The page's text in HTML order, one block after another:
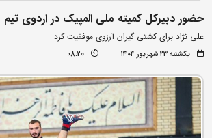
حضور دبیرکل کمیته ملی المپیک در اردوی
علی نژاد برای کشتی گیران آرزوی موفقیت کرد
یکشنبه ۲۳ شهریور ۱۴۰۴ 08:20